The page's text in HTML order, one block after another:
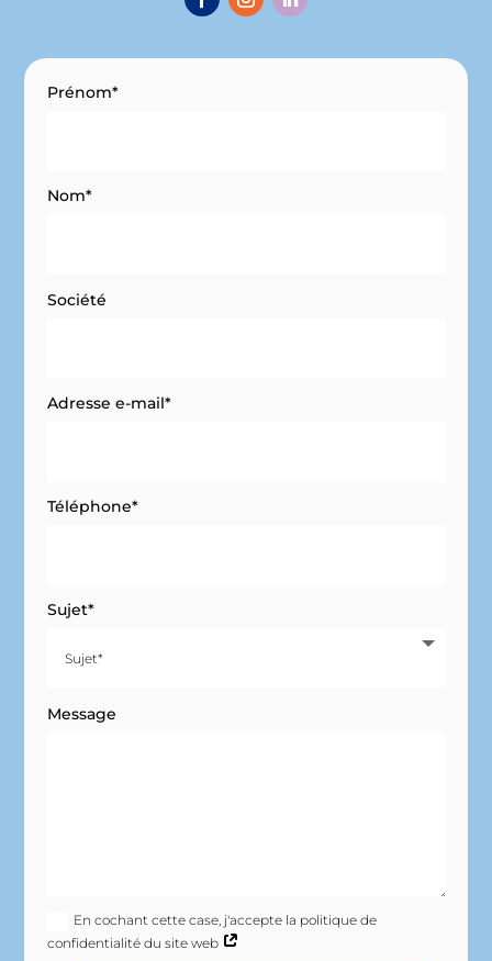
Prénom*
Nom*
Société
Adresse e-mail*
Téléphone*
Sujet*
Message
En cochant cette case, j'accepte la politique de
confidentialité du site web